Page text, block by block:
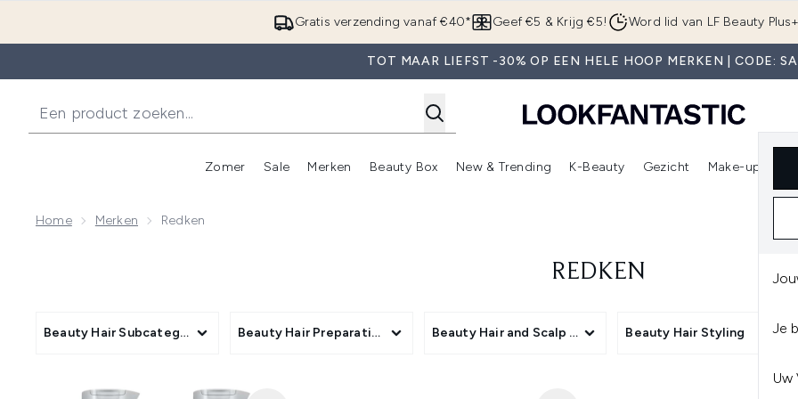
Overslaan naar de hoofdinhoud
Gratis verzending vanaf €40* Geef €5 & Krijg €5! Word lid van LF Beauty Plus+
TOT MAAR LIEFST -30% OP EEN HELE HOOP MERKEN | CODE:
Je
Uw
Zomer
Enter submenu (Zomer)
Sale
Enter submenu (Sale)
Merken
Enter submenu (Merken)
Beauty Box
Enter submenu (Beauty Box)
New & Trending
Enter submenu (New & Trending)
K-Beauty
Enter submenu (K-Beauty)
Gezicht Make-up
Home Merken Redken
REDKEN
Beauty Hair Subcategory Beauty Hair Preparation ProductsBeauty Hair and Scalp TreatmentsBeauty Hair Styling